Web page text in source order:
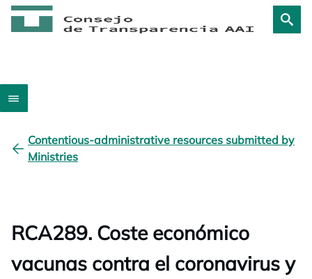
Contentious-administrative resources submitted by
Ministries
RCA289. Coste económico
vacunas contra el coronavirus y